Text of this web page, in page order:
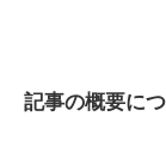
記事の概要に